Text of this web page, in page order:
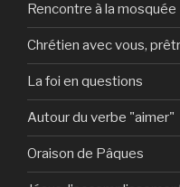
Rencontre à la mosquée
Chrétien avec vous,
La foi en questions
Autour du verbe "aimer"
Oraison de Pâques